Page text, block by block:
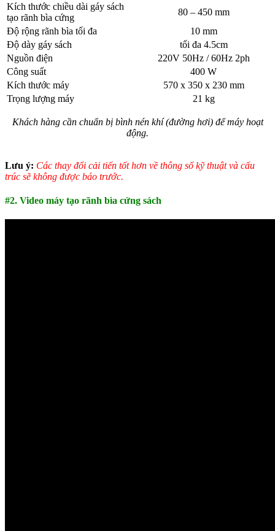
Kích thước chiều dài gáy sách
tạo rãnh bìa cứng
80 – 450 mm
Độ rộng rãnh bìa tối đa
10 mm
Độ dày gáy sách
tối đa 4.5cm
Nguồn điện
220V 50Hz / 60Hz 2ph
Công suất
400 W
Kích thước máy
570 x 350 x 230 mm
Trọng lượng máy
21 kg
Khách hàng cần chuẩn bị bình nén khí (đường hơi) để máy hoạt
động.
Lưu ý: Các thay đổi cải tiến tốt hơn về thông số kỹ thuật và cấu
trúc sẽ không được báo trước.
#2. Video máy tạo rãnh bìa cứng sách